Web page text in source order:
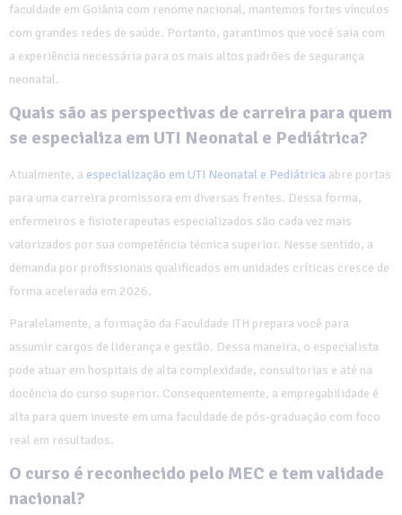
faculdade em Goiânia com renome nacional, mantemos fortes vínculos
com grandes redes de saúde. Portanto, garantimos que você saia com
a experiência necessária para os mais altos padrões de segurança
neonatal.
Quais são as perspectivas de carreira para quem
se especializa em UTI Neonatal e Pediátrica?
Atualmente, a especialização em UTI Neonatal e Pediátrica abre portas
para uma carreira promissora em diversas frentes. Dessa forma,
enfermeiros e fisioterapeutas especializados são cada vez mais
valorizados por sua competência técnica superior. Nesse sentido, a
demanda por profissionais qualificados em unidades críticas cresce de
forma acelerada em 2026.
Paralelamente, a formação da Faculdade ITH prepara você para
assumir cargos de liderança e gestão. Dessa maneira, o especialista
pode atuar em hospitais de alta complexidade, consultorias e até na
docência do curso superior. Consequentemente, a empregabilidade é
alta para quem investe em uma faculdade de pós-graduação com foco
real em resultados.
O curso é reconhecido pelo MEC e tem validade
nacional?